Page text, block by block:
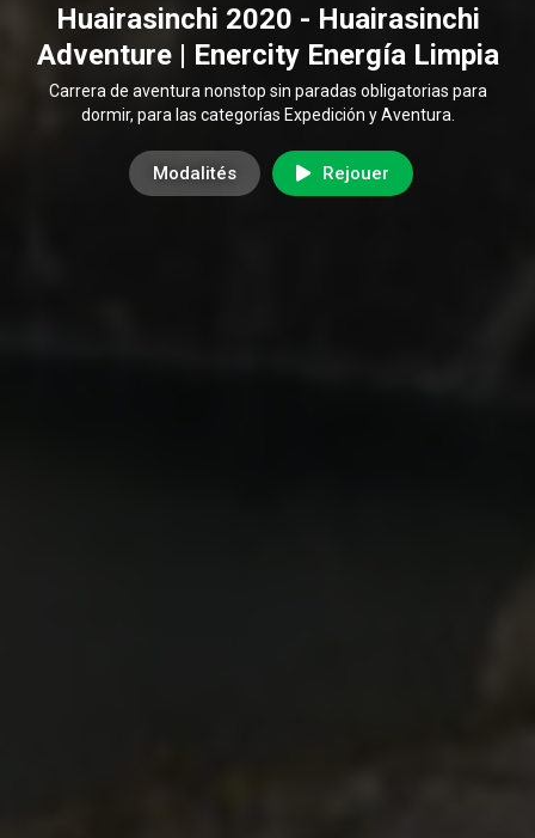
Huairasinchi 2020 - Huairasinchi
Adventure | Enercity Energía Limpia
Carrera de aventura nonstop sin paradas obligatorias para
dormir, para las categorías Expedición y Aventura.
Modalités Rejouer